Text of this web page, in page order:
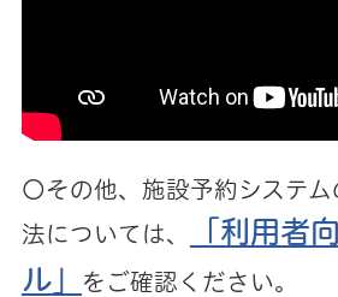
〇その他、施設予約システ
法については、
「利用者
ル」
をご確認ください。